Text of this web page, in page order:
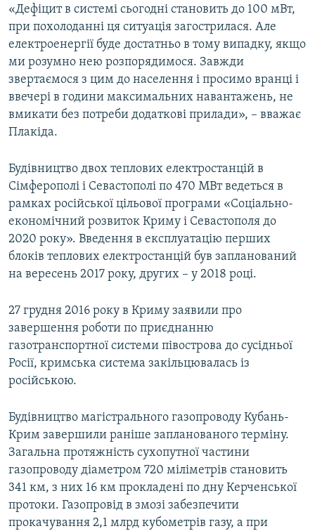
«Дефіцит в системі сьогодні становить до 100 мВт,
при похолоданні ця ситуація загострилася. Але
електроенергії буде достатньо в тому випадку, якщо
ми розумно нею розпорядимося. Завжди
звертаємося з цим до населення і просимо вранці і
ввечері в години максимальних навантажень, не
вмикати без потреби додаткові прилади», – вважає
Плакіда.
Будівництво двох теплових електростанцій в
Сімферополі і Севастополі по 470 МВт ведеться в
рамках російської цільової програми «Соціально-
економічний розвиток Криму і Севастополя до
2020 року». Введення в експлуатацію перших
блоків теплових електростанцій був запланований
на вересень 2017 року, других – у 2018 році.
27 грудня 2016 року в Криму заявили про
завершення роботи по приєднанню
газотранспортної системи півострова до сусідньої
Росії, кримська система закільцювалась із
російською.
Будівництво магістрального газопроводу Кубань-
Крим завершили раніше запланованого терміну.
Загальна протяжність сухопутної частини
газопроводу діаметром 720 міліметрів становить
341 км, з них 16 км прокладені по дну Керченської
протоки. Газопровід в змозі забезпечити
прокачування 2,1 млрд кубометрів газу, а при